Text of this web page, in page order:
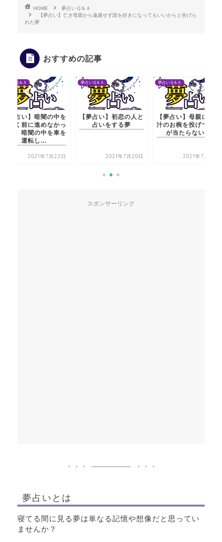
HOME
夢占いＱ＆Ａ
【夢占い】亡き母親から遠慮せず誰を好きになってもいいからと告げら
れた夢
おすすめの記事
夢占いＱ＆Ａ
【夢占い】初恋の人と
占いをする夢
2021年7月20日
夢占いＱ＆Ａ
【夢占い】母親に味噌
汁のお椀を投げつける
2021年7月20日
夢占いＱ＆Ａ
【夢占い】暗闇の
うまく前に進めな
2021年7月
スポンサーリンク
夢占いとは
寝てる間に見る夢は単なる記憶や想像だと思ってい
ませんか？